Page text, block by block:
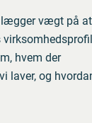
lægger vægt på at
hvem der
laver, og